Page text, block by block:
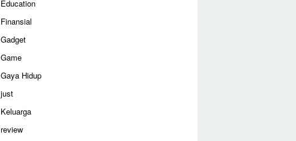
Education
Finansial
Gadget
Game
Gaya Hidup
just
Keluarga
review